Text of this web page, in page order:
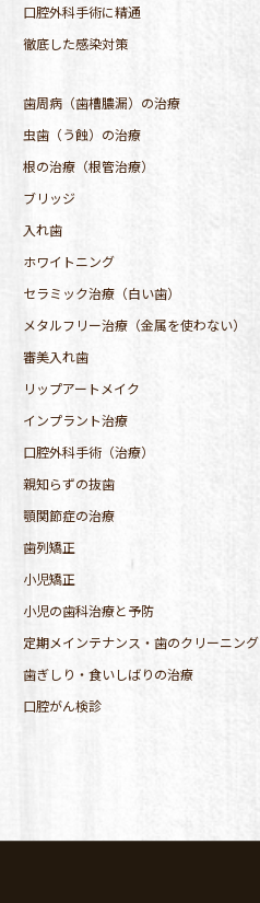
口腔外科手術に精通
徹底した感染対策
歯周病（歯槽膿漏）の治療
虫歯（う蝕）の治療
根の治療（根管治療）
ブリッジ
入れ歯
ホワイトニング
セラミック治療（白い歯）
メタルフリー治療（金属を使わない）
審美入れ歯
リップアートメイク
インプラント治療
口腔外科手術（治療）
親知らずの抜歯
顎関節症の治療
歯列矯正
小児矯正
小児の歯科治療と予防
定期メインテナンス・歯のクリーニング
歯ぎしり・食いしばりの治療
口腔がん検診